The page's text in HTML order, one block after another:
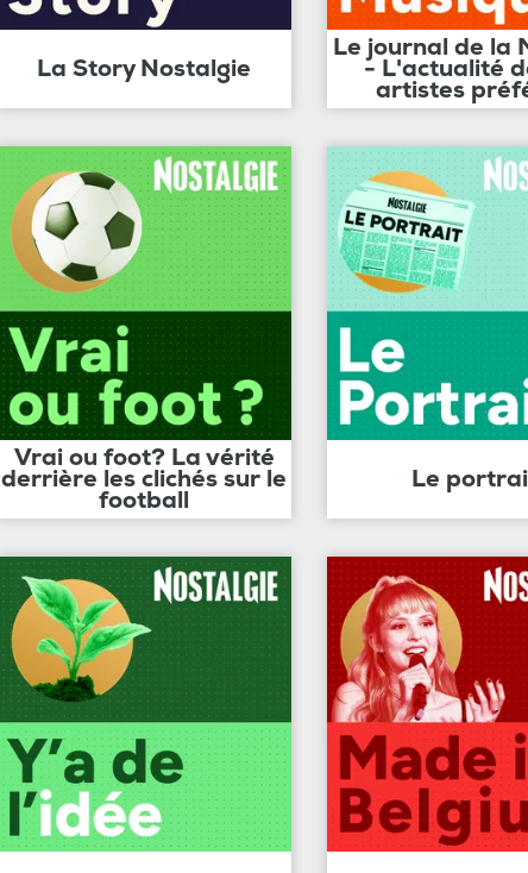
La Story Nostalgie
Le journal de la
- L'actualité
artistes
Vrai ou foot? La vérité
derrière les clichés sur le
football
Le